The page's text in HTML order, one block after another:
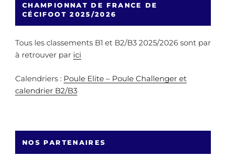
CHAMPIONNAT DE FRANCE DE
CÉCIFOOT 2025/2026
Tous les classements B1 et B2/B3 2025/2026 sont par
à retrouver par ici
Calendriers : Poule Elite – Poule Challenger et
calendrier B2/B3
NOS PARTENAIRES